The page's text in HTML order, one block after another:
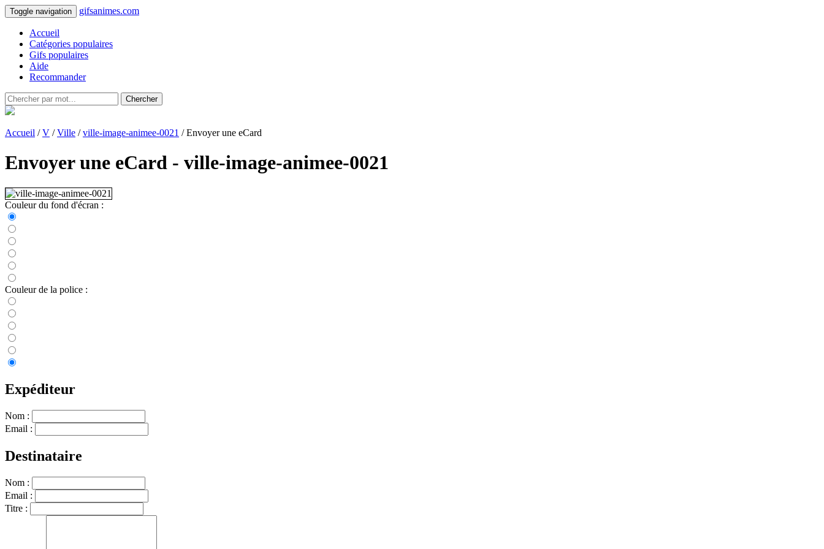
Toggle navigation gifsanimes.com
Accueil
Catégories populaires
Gifs populaires
Aide
Recommander
Chercher
Accueil /V /Ville /ville-image-animee-0021 / Envoyer une eCard
Envoyer une eCard - ville-image-animee-0021
Couleur du fond d'écran :
Couleur de la police :
Expéditeur
Nom :
Email :
Destinataire
Nom :
Email :
Titre :